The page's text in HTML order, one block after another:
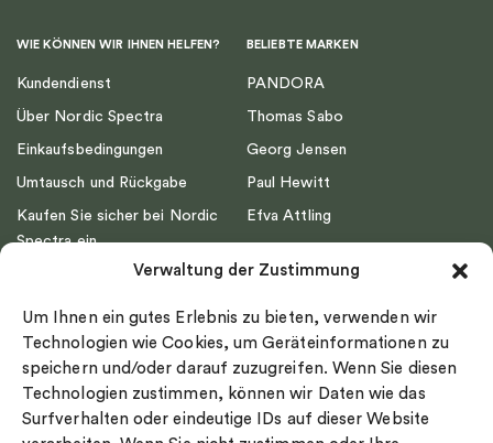
Verwaltung der Zustimmung
Um Ihnen ein gutes Erlebnis zu bieten, verwenden wir
Technologien wie Cookies, um Geräteinformationen zu
speichern und/oder darauf zuzugreifen. Wenn Sie diesen
Technologien zustimmen, können wir Daten wie das
Surfverhalten oder eindeutige IDs auf dieser Website
WIE KÖNNEN WIR IHNEN HELFEN?
Kundendienst
Über Nordic Spectra
Einkaufsbedingungen
Umtausch und Rückgabe
Kaufen Sie sicher bei Nordic
Spectra ein
Impressum
Ringgröße
Widerrufsrecht
Cookie-policy
Sekretesspolicy
BELIEBTE MARKEN
PANDORA
Thomas Sabo
Georg Jensen
Paul Hewitt
Efva Attling
Drakenberg Sjölin
Nordic Spectra